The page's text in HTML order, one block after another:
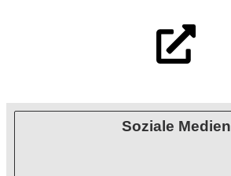
Soziale Medien